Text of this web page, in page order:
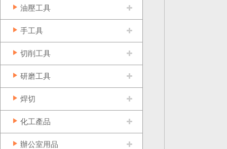
油壓工具
手工具
切削工具
研磨工具
焊切
化工產品
辦公室用品